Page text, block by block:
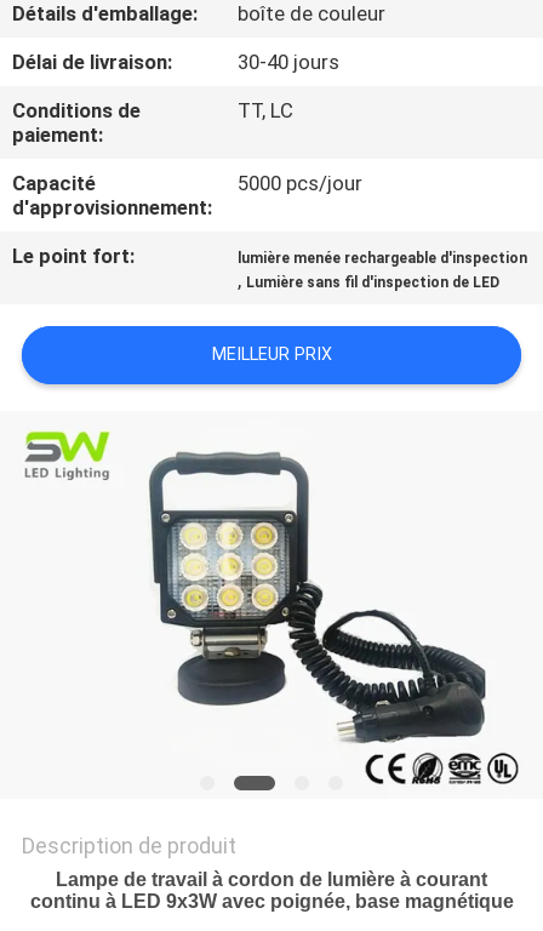
L'USINE
CONTRÔLE
DE
LA
CONTACTER
NOUVELLES
DE
CONFIDENTIALITÉ
Détails d'emballage:
boîte de couleur
Délai de livraison:
30-40 jours
Conditions de
paiement:
TT, LC
Capacité
d'approvisionnement:
5000 pcs/jour
Le point fort: lumière menée rechargeable d'inspection
, Lumière sans fil d'inspection de LED
MEILLEUR PRIX
Description de produit
Lampe de travail à cordon de lumière à courant
continu à LED 9x3W avec poignée, base magnétique